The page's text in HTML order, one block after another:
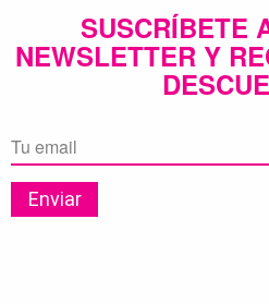
SUSCRÍBETE
NEWSLETTER Y